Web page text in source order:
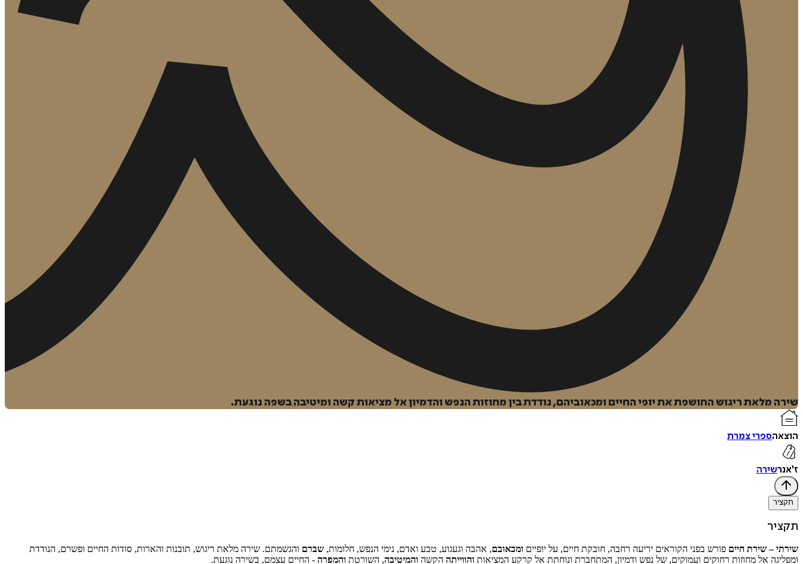
₪
מחיר על הספר: ₪
שירה מלאת ריגוש החושפת את יופי החיים ומכאוביהם, נודדת בין מחוזות הנפש והדמיון אל מציאות קשה ומיטיבה בשפה נוגעת.
הוצאהספרי צמרת
ז'אנרשירה
תקציר
תקציר
שירתי – שירת חיים פורש בפני הקוראים יריעה רחבה, חובקת חיים, על יופיים ומכאובם, אהבה וגעגוע, טבע ואדם, נימי הנפש, חלומות, שברם והגשמתם. שירה מלאת ריגוש, תובנות והארות, סודות החיים ופשרם, הנודדת
ומפליגה אל מחוזות רחוקים ועמוקים, של נפש ודמיון, המתחברת ונוחתת אל קרקע המציאות והווייתה הקשה והמיטיבה, השורטת והמפרה - החיים עצמם, בשירה נוגעת.